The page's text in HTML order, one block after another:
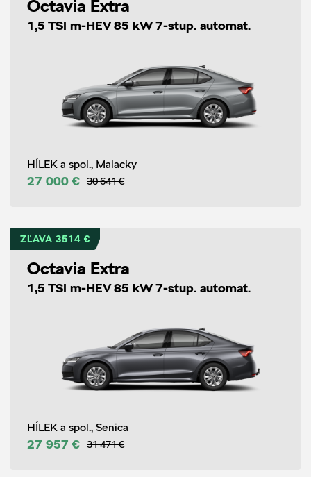
Octavia Extra
1,5 TSI m-HEV 85 kW 7-stup. automat.
HÍLEK a spol., Malacky
27 000 € 30 641 €
ZĽAVA 3514 €
Octavia Extra
1,5 TSI m-HEV 85 kW 7-stup. automat.
HÍLEK a spol., Senica
27 957 € 31 471 €